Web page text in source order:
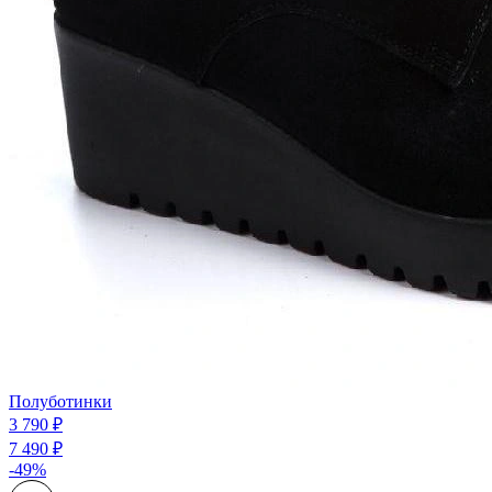
Полуботинки
3 790 ₽
7 490 ₽
-49%